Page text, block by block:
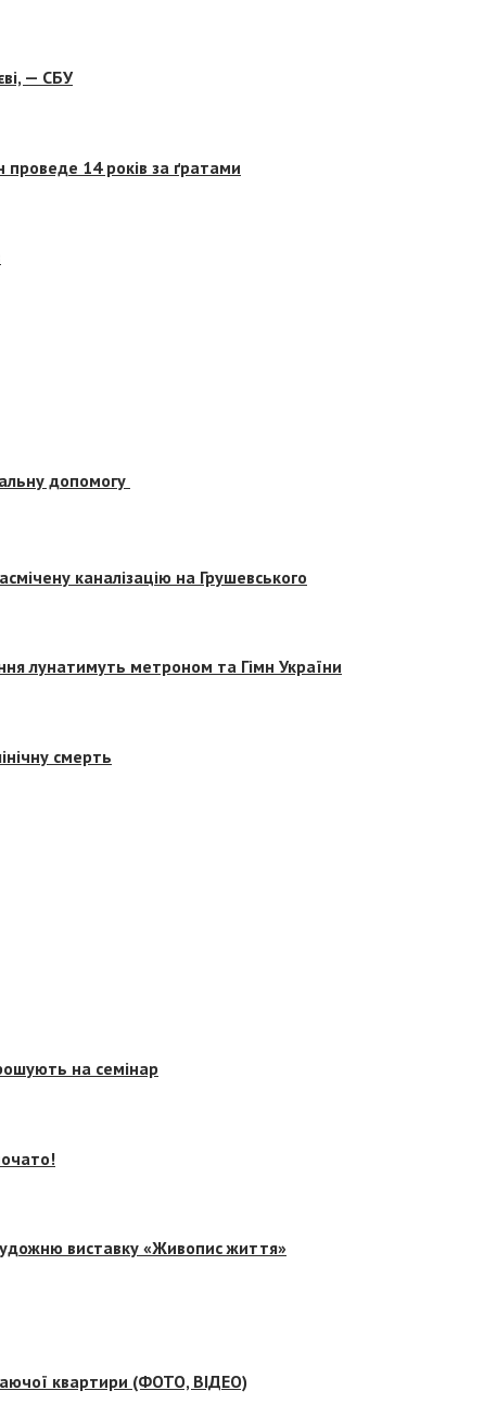
— СБУ
14 років за ґратами
допомогу
каналізацію на Грушевського
лунатимуть метроном та Гімн України
смерть
на семінар
виставку «Живопис життя»
квартири (ФОТО, ВІДЕО)